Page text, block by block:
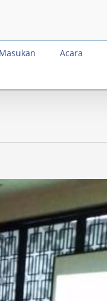
Acara